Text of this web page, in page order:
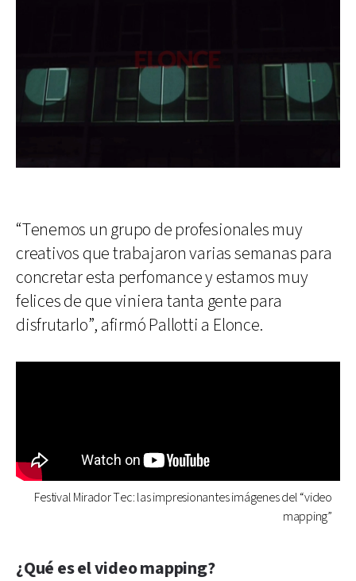
“Tenemos un grupo de profesionales muy
creativos que trabajaron varias semanas para
concretar esta perfomance y estamos muy
felices de que viniera tanta gente para
disfrutarlo”, afirmó Pallotti a Elonce.
Festival Mirador Tec: las impresionantes imágenes del “video
mapping”
¿Qué es el video mapping?